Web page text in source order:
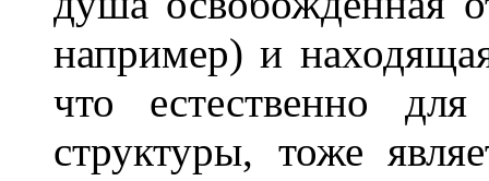
например) и
что естественно
структуры, тоже